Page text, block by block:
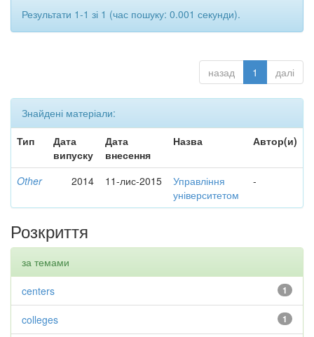
Результати 1-1 зі 1 (час пошуку: 0.001 секунди).
назад 1 далі
Знайдені матеріали:
Тип
Дата
випуску
Дата
внесення
Назва Автор(и)
Other 2014 11-лис-2015
Управління
університетом
-
Розкриття
за темами
1
centers
1
colleges